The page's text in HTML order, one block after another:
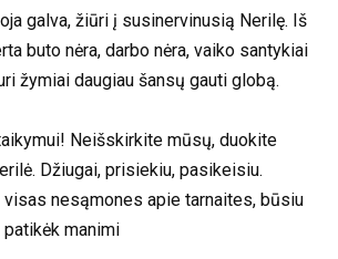
galva, žiūri į susinervinusią Nerilę. Iš
buto nėra, darbo nėra, vaiko santykiai
žymiai daugiau šansų gauti globą.
Neišskirkite mūsų, duokite
Džiugai, prisiekiu, pasikeisiu.
nesąmones apie tarnaites, būsiu
manimi